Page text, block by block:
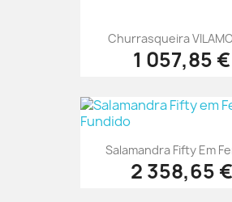
Churrasqueira
1 057,85 €
Salamandra Fifty Em
2 358,65 €